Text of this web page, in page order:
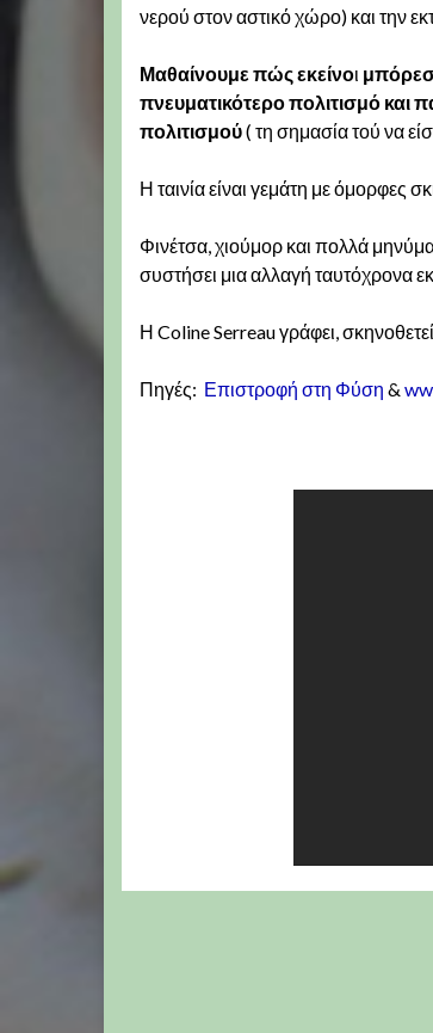
νερού στον αστικό χώρο) και την
Μαθαίνουμε πώς εκείνοι
πνευματικότερο πολιτισμό και
πολιτισμού( τη σημασία τού να
Η ταινία είναι γεμάτη με όμορφες
Φινέτσα, χιούμορ και πολλά
συστήσει μια αλλαγή ταυτόχρονα
Η Coline Serreau γράφει,
Πηγές: Επιστροφή στη Φύση &